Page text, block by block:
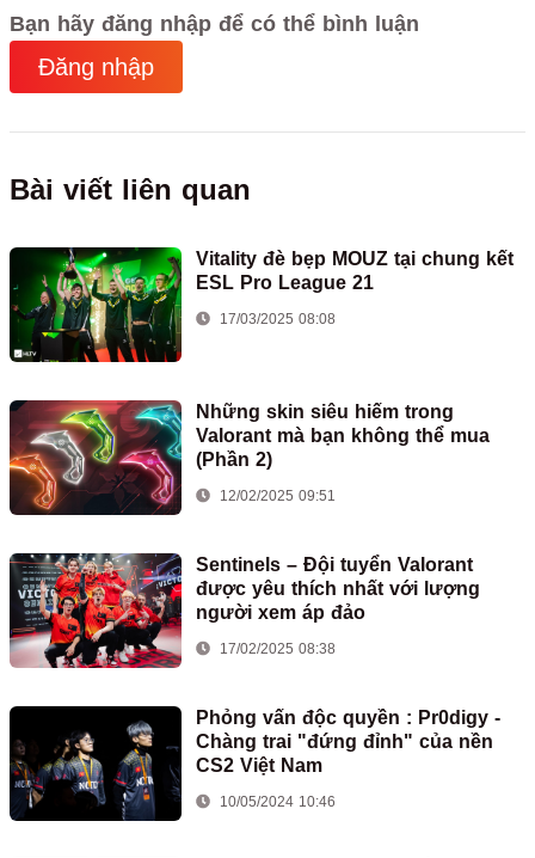
Bạn hãy đăng nhập để có thể bình luận
Đăng nhập
Bài viết liên quan
Vitality đè bẹp MOUZ tại chung kết
ESL Pro League 21
17/03/2025 08:08
Những skin siêu hiếm trong
Valorant mà bạn không thể mua
(Phần 2)
12/02/2025 09:51
Sentinels – Đội tuyển Valorant
được yêu thích nhất với lượng
người xem áp đảo
17/02/2025 08:38
Phỏng vấn độc quyền : Pr0digy -
Chàng trai "đứng đỉnh" của nền
CS2 Việt Nam
10/05/2024 10:46